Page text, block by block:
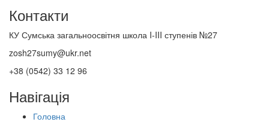
Контакти
КУ Сумська загальноосвітня школа I-III ступенів №27
zosh27sumy@ukr.net
+38 (0542) 33 12 96
Навігація
Головна